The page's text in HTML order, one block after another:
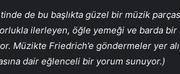
de bu başlıkta güzel bir müzik
ilerleyen, öğle yemeği ve barda bir
Müzikte Friedrich’e göndermeler yer
dair eğlenceli bir yorum sunuyor.)